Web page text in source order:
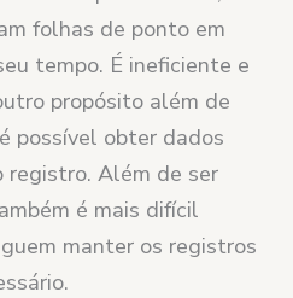
folhas de ponto em
tempo. É ineficiente e
propósito além de
possível obter dados
registro. Além de ser
é mais difícil
manter os registros